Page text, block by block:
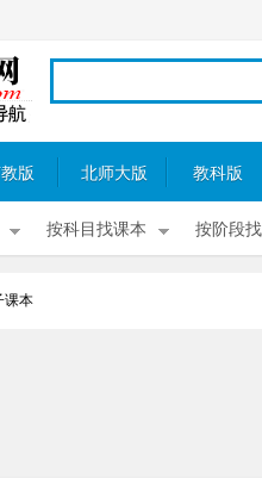
版 北师大版 教科版
按科目找课本 按阶段
课本